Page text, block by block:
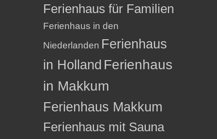
Ferienhaus für Familien
Ferienhaus in den
Niederlanden Ferienhaus
in Holland Ferienhaus
in Makkum
Ferienhaus Makkum
Ferienhaus mit Sauna